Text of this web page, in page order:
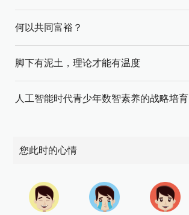
何以共同富裕？
脚下有泥土，理论才能有温度
人工智能时代青少年数智素养的战略培育
您此时的心情